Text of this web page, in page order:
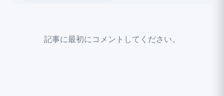
記事に最初にコメントしてください。